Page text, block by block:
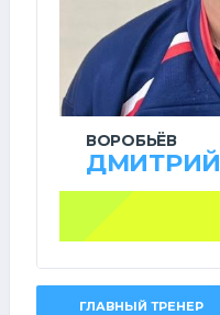
ВОРОБЬЁВ
ДМИТРИЙ
ГЛАВНЫЙ ТРЕНЕР